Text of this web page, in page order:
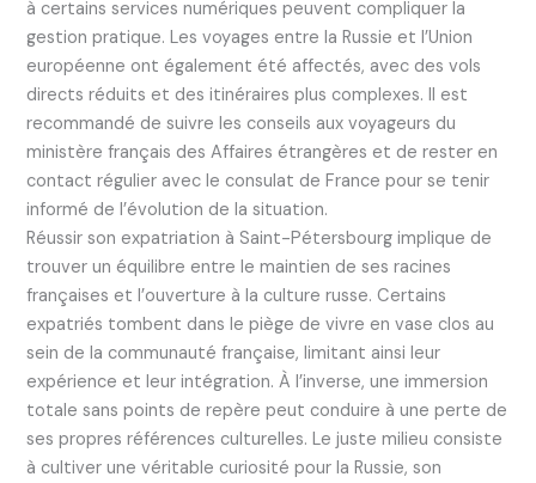
à certains services numériques peuvent compliquer la
gestion pratique. Les voyages entre la Russie et l’Union
européenne ont également été affectés, avec des vols
directs réduits et des itinéraires plus complexes. Il est
recommandé de suivre les conseils aux voyageurs du
ministère français des Affaires étrangères et de rester en
contact régulier avec le consulat de France pour se tenir
informé de l’évolution de la situation.
Réussir son expatriation à Saint-Pétersbourg implique de
trouver un équilibre entre le maintien de ses racines
françaises et l’ouverture à la culture russe. Certains
expatriés tombent dans le piège de vivre en vase clos au
sein de la communauté française, limitant ainsi leur
expérience et leur intégration. À l’inverse, une immersion
totale sans points de repère peut conduire à une perte de
ses propres références culturelles. Le juste milieu consiste
à cultiver une véritable curiosité pour la Russie, son